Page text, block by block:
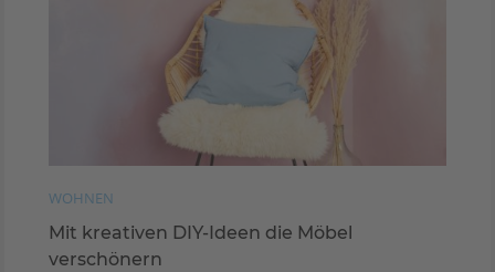
WOHNEN
Mit kreativen DIY-Ideen die Möbel
verschönern